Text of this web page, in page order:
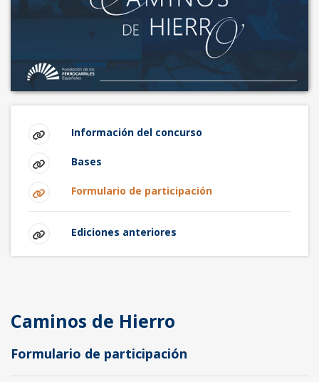
Información del concurso
Bases
Formulario de participación
Ediciones anteriores
Caminos de Hierro
Formulario de participación